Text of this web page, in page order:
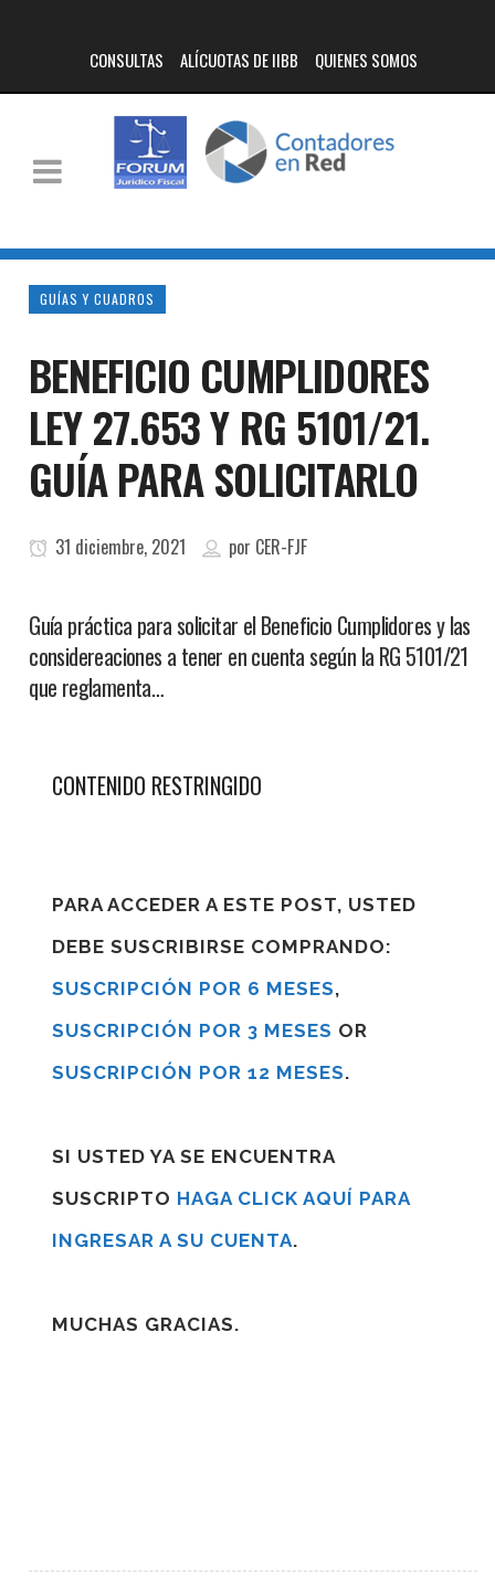
CONSULTAS ALÍCUOTAS DE IIBB QUIENES SOMOS
GUÍAS Y CUADROS
BENEFICIO CUMPLIDORES
LEY 27.653 Y RG 5101/21.
GUÍA PARA SOLICITARLO
31 diciembre, 2021 por CER-FJF
Guía práctica para solicitar el Beneficio Cumplidores y las
considereaciones a tener en cuenta según la RG 5101/21
que reglamenta…
CONTENIDO RESTRINGIDO
PARA ACCEDER A ESTE POST, USTED
DEBE SUSCRIBIRSE COMPRANDO:
SUSCRIPCIÓN POR 6 MESES,
SUSCRIPCIÓN POR 3 MESES OR
SUSCRIPCIÓN POR 12 MESES.
SI USTED YA SE ENCUENTRA
SUSCRIPTO HAGA CLICK AQUÍ PARA
INGRESAR A SU CUENTA.
MUCHAS GRACIAS.